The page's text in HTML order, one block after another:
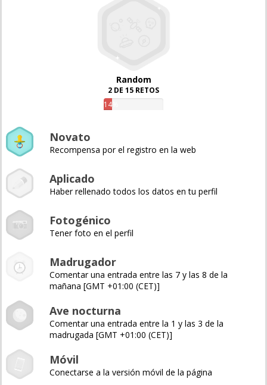
Random
2 DE 15 RETOS
14%
Novato
Recompensa por el registro en la web
Aplicado
Haber rellenado todos los datos en tu perfil
Fotogénico
Tener foto en el perfil
Madrugador
Comentar una entrada entre las 7 y las 8 de la
mañana [GMT +01:00 (CET)]
Ave nocturna
Comentar una entrada entre la 1 y las 3 de la
madrugada [GMT +01:00 (CET)]
Móvil
Conectarse a la versión móvil de la página